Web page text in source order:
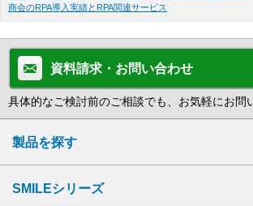
商会のRPA導入実績とRPA関連サービス
資料請求・お問い合わせ
具体的なご検討前のご相談でも、お気軽にお問
製品を探す
SMILEシリーズ